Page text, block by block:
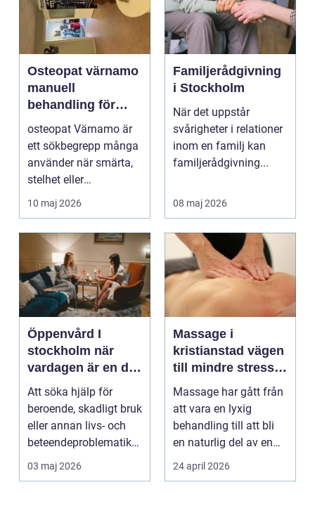
Osteopat värnamo
manuell
behandling för
minskad smärta
och Ökad rörlighet
osteopat Värnamo är
ett sökbegrepp många
använder när smärta,
stelhet eller
återkommande värk
börjar...
10 maj 2026
Familjerådgivning
i Stockholm
När det uppstår
svårigheter i relationer
inom en familj kan
familjerådgivning...
08 maj 2026
Öppenvård I
stockholm när
vardagen är en del
av behandlingen
Att söka hjälp för
beroende, skadligt bruk
eller annan livs- och
beteendeproblematik
är ett stort st...
03 maj 2026
Massage i
kristianstad vägen
till mindre stress
och mer energi i
vardagen
Massage har gått från
att vara en lyxig
behandling till att bli
en naturlig del av en
hållbar livsst...
24 april 2026